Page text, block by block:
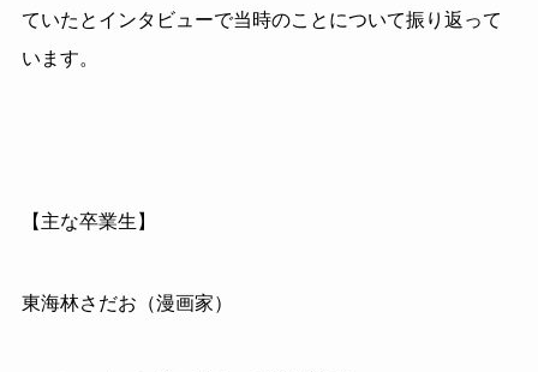
ていたとインタビューで当時のことについて振り返って
います。
【主な卒業生】
東海林さだお（漫画家）